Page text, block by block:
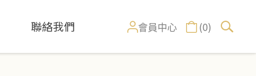
聯絡我們 會員中心 (0)